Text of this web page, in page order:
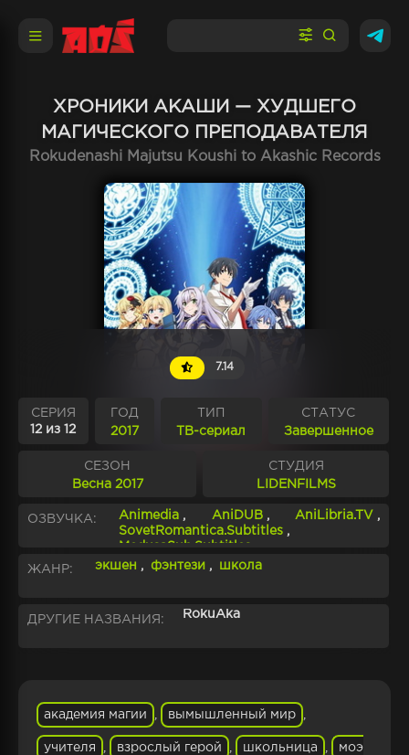
ХРОНИКИ АКАШИ — ХУДШЕГО
МАГИЧЕСКОГО ПРЕПОДАВАТЕЛЯ
Rokudenashi Majutsu Koushi to Akashic Records
7.14
СЕРИЯ
12 из 12
ГОД
2017
ТИП
ТВ-сериал
СТАТУС
Завершенное
СЕЗОН
Весна 2017
СТУДИЯ
LIDENFILMS
ОЗВУЧКА: Animedia , AniDUB , AniLibria.TV ,
SovetRomantica.Subtitles ,
MedusaSub.Subtitles
ЖАНР: экшен , фэнтези , школа
ДРУГИЕ НАЗВАНИЯ: RokuAka
академия магии вымышленный мир
учителя взрослый герой школьница моэ